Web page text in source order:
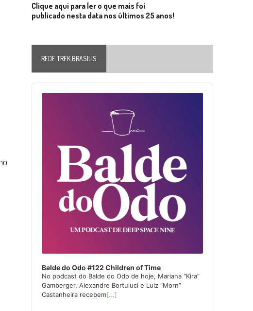
Clique aqui para ler o que mais foi
publicado nesta data nos últimos 25 anos!
REDE TREK BRASILIS
Audio
Player
Balde do Odo #122 Children of Time
No podcast do Balde do Odo de hoje, Mariana “Kira”
Gamberger, Alexandre Bortuluci e Luiz “Morn”
Castanheira recebem[...]